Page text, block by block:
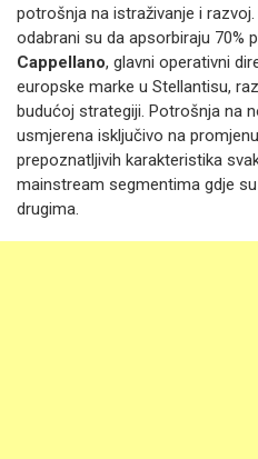
potrošnja na istraživanje i
odabrani su da apsorbiraju 70%
Cappellano, glavni operativni
europske marke u Stellantisu,
budućoj strategiji. Potrošnja na
usmjerena isključivo na
prepoznatljivih karakteristika
mainstream segmentima gdje
drugima.